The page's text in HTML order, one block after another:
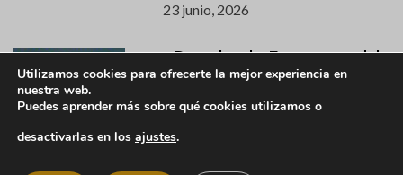
23 junio, 2026
Castillo Viejo en la Jornada
de Puertas Abiertas del 28
Utilizamos cookies para ofrecerte la mejor experiencia en
nuestra web.
Puedes aprender más sobre qué cookies utilizamos o
desactivarlas en los ajustes.